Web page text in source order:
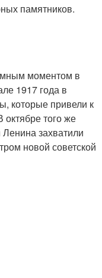
памятников.
моментом в
1917 года в
которые привели к
октябре того же
захватили
новой советской